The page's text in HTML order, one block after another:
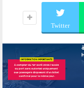
Twitter